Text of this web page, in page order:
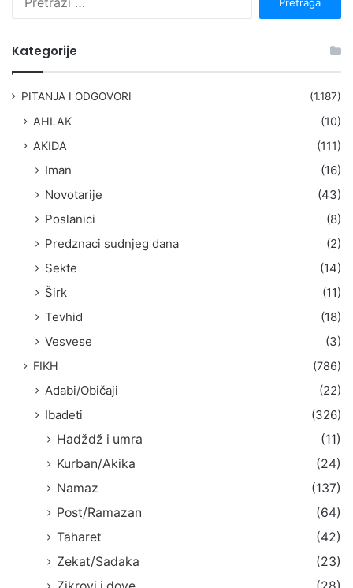
Kategorije
PITANJA I ODGOVORI (1.187)
AHLAK
(10)
AKIDA
(111)
Iman
(16)
Novotarije
(43)
Poslanici
(8)
Predznaci sudnjeg dana
(2)
Sekte
(14)
Širk
(11)
Tevhid
(18)
Vesvese
(3)
FIKH (786)
Adabi/Običaji
(22)
Ibadeti
(326)
Hadždž i umra
(11)
Kurban/Akika
(24)
Namaz
(137)
Post/Ramazan
(64)
Taharet
(42)
Zekat/Sadaka
(23)